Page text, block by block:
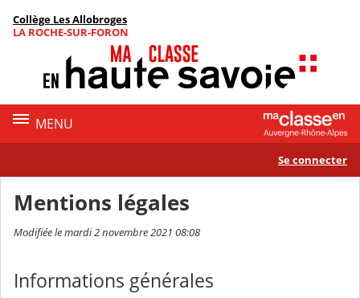
Contenu
Collège Les Allobroges
LA ROCHE-SUR-FORON
MENU
Se connecter
Mentions légales
Modifiée le mardi 2 novembre 2021 08:08
Informations générales